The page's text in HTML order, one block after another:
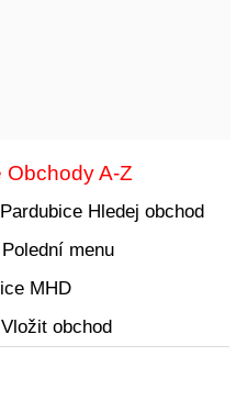
Obchody A-Z
Hledej obchod
Polední menu
MHD
Vložit obchod